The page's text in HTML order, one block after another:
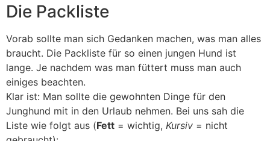
Die Packliste
Vorab sollte man sich Gedanken machen, was man alles
braucht. Die Packliste für so einen jungen Hund ist
lange. Je nachdem was man füttert muss man auch
einiges beachten.
Klar ist: Man sollte die gewohnten Dinge für den
Junghund mit in den Urlaub nehmen. Bei uns sah die
Liste wie folgt aus (Fett = wichtig, Kursiv = nicht